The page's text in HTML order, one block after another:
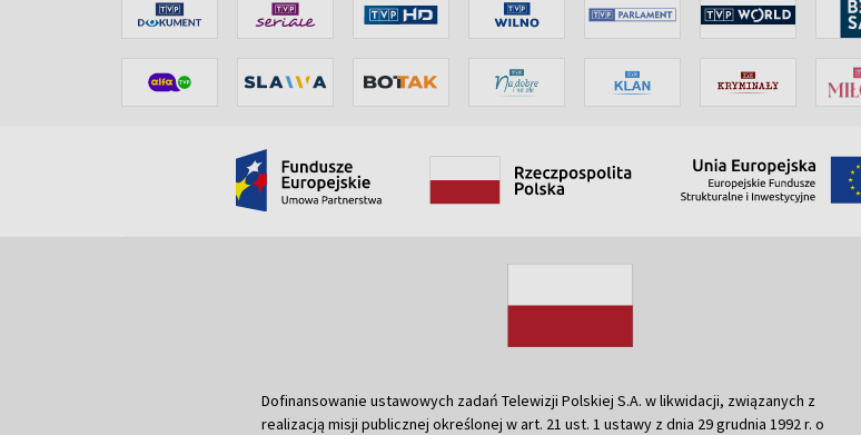
Dofinansowanie ustawowych zadań Telewizji Polskiej S.A. w likwidacji, związanych z
realizacją misji publicznej określonej w art. 21 ust. 1 ustawy z dnia 29 grudnia 1992 r. o